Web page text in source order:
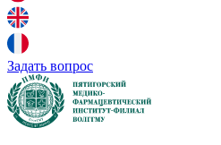
Задать вопрос